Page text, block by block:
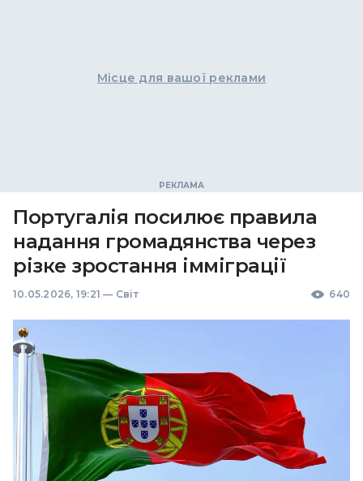
Місце для вашої реклами
Португалія посилює правила
надання громадянства через
різке зростання імміграції
10.05.2026, 19:21 — Світ 640